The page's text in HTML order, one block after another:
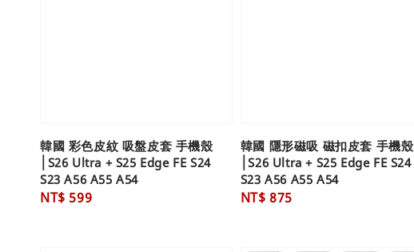
韓國 彩色皮紋 吸盤皮套 手機殼
│S26 Ultra + S25 Edge FE S24
S23 A56 A55 A54
Regular
NT$ 599
韓國 隱形磁吸 磁扣皮套 手機殼
│S26 Ultra + S25 Edge FE S24
S23 A56 A55 A54
Regular
NT$ 875